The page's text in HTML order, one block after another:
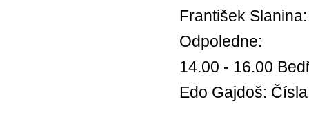
František
Odpoledne:
14.00 - 16.00
Edo Gajdoš: